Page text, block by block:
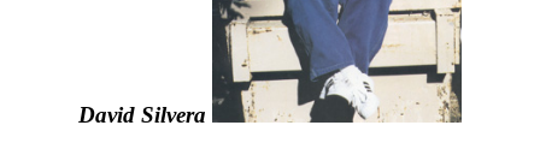
David Silvera